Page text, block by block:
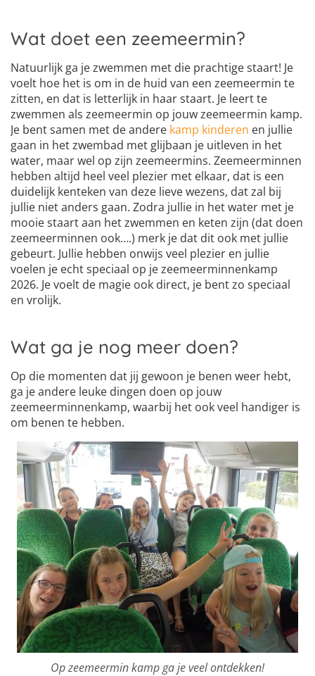
Wat doet een zeemeermin?
Natuurlijk ga je zwemmen met die prachtige staart! Je
voelt hoe het is om in de huid van een zeemeermin te
zitten, en dat is letterlijk in haar staart. Je leert te
zwemmen als zeemeermin op jouw zeemeermin kamp.
Je bent samen met de andere kamp kinderen en jullie
gaan in het zwembad met glijbaan je uitleven in het
water, maar wel op zijn zeemeermins. Zeemeerminnen
hebben altijd heel veel plezier met elkaar, dat is een
duidelijk kenteken van deze lieve wezens, dat zal bij
jullie niet anders gaan. Zodra jullie in het water met je
mooie staart aan het zwemmen en keten zijn (dat doen
zeemeerminnen ook….) merk je dat dit ook met jullie
gebeurt. Jullie hebben onwijs veel plezier en jullie
voelen je echt speciaal op je zeemeerminnenkamp
2026. Je voelt de magie ook direct, je bent zo speciaal
en vrolijk.
Wat ga je nog meer doen?
Op die momenten dat jij gewoon je benen weer hebt,
ga je andere leuke dingen doen op jouw
zeemeerminnenkamp, waarbij het ook veel handiger is
om benen te hebben.
Op zeemeermin kamp ga je veel ontdekken!